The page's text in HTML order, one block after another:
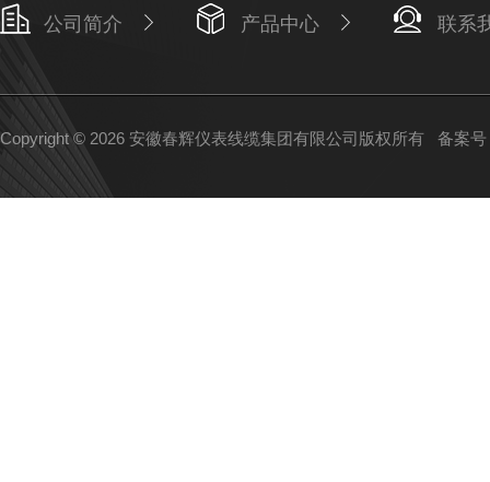
公司简介 产品中心 联系
Copyright © 2026 安徽春辉仪表线缆集团有限公司版权所有 备案号